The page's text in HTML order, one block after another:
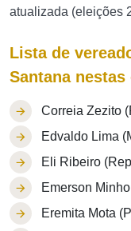
atualizada (eleições
Lista de
Santana nestas
Correia Zezito
Edvaldo Lima
Eli Ribeiro
Emerson
Eremita Mota